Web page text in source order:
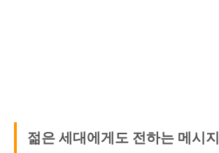
젊은 세대에게도 전하는 메시지